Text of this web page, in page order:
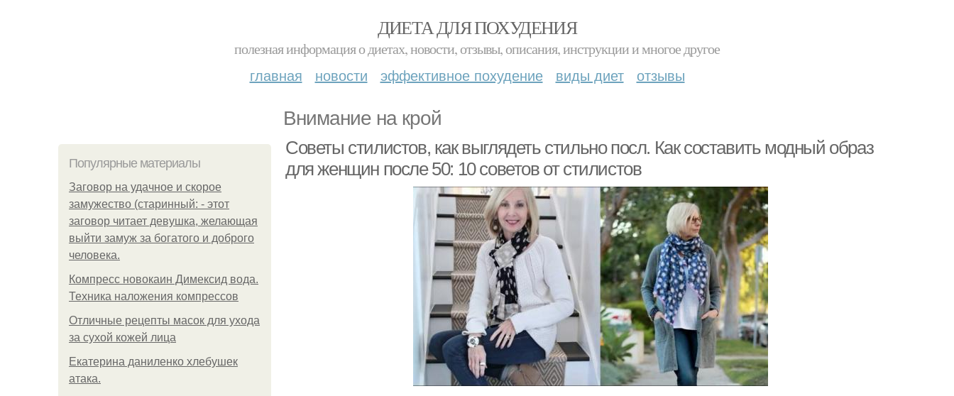
ДИЕТА ДЛЯ ПОХУДЕНИЯ
полезная информация о диетах, новости, отзывы, описания, инструкции и многое другое
главная новости эффективное похудение виды диет отзывы
Внимание на крой
Популярные материалы
Заговор на удачное и скорое
замужество (старинный: - этот
заговор читает девушка, желающая
выйти замуж за богатого и доброго
человека.
Компресс новокаин Димексид вода.
Техника наложения компрессов
Отличные рецепты масок для ухода
за сухой кожей лица
Екатерина даниленко хлебушек
атака.
Советы стилистов, как выглядеть стильно посл. Как составить модный образ
для женщин после 50: 10 советов от стилистов